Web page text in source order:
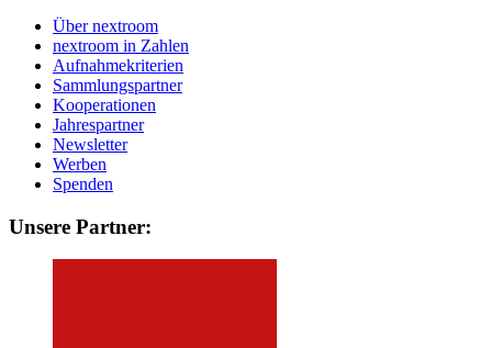
Über nextroom
nextroom in Zahlen
Aufnahmekriterien
Sammlungspartner
Kooperationen
Jahrespartner
Newsletter
Werben
Spenden
Unsere Partner: